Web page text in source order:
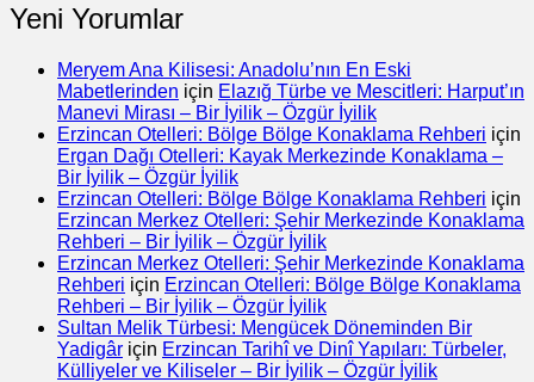
Yeni Yorumlar
Meryem Ana Kilisesi: Anadolu’nın En Eski
Mabetlerinden için Elazığ Türbe ve Mescitleri: Harput’ın
Manevi Mirası – Bir İyilik – Özgür İyilik
Erzincan Otelleri: Bölge Bölge Konaklama Rehberi için
Ergan Dağı Otelleri: Kayak Merkezinde Konaklama –
Bir İyilik – Özgür İyilik
Erzincan Otelleri: Bölge Bölge Konaklama Rehberi için
Erzincan Merkez Otelleri: Şehir Merkezinde Konaklama
Rehberi – Bir İyilik – Özgür İyilik
Erzincan Merkez Otelleri: Şehir Merkezinde Konaklama
Rehberi için Erzincan Otelleri: Bölge Bölge Konaklama
Rehberi – Bir İyilik – Özgür İyilik
Sultan Melik Türbesi: Mengücek Döneminden Bir
Yadigâr için Erzincan Tarihî ve Dinî Yapıları: Türbeler,
Külliyeler ve Kiliseler – Bir İyilik – Özgür İyilik